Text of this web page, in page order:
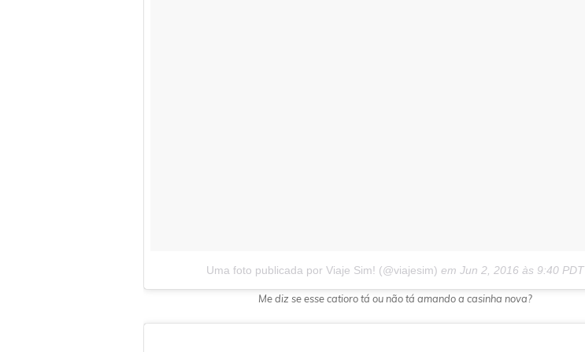
Uma foto publicada por Viaje Sim! (@viajesim) em Jun 2, 2016 às 9:40 PDT
Me diz se esse catioro tá ou não tá amando a casinha nova?